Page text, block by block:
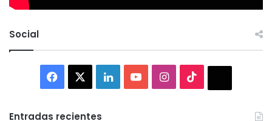
Social
Facebook LinkedInYouTubeInstagram
Entradas recientes